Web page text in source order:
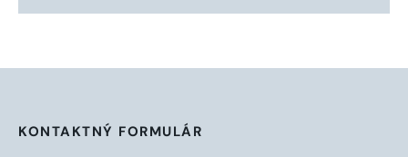
KONTAKTNÝ FORMULÁR